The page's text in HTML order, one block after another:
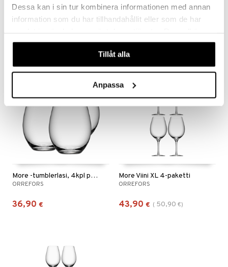
Dessa kan i sin tur kombinera informationen med annan
information som du har tillhandahållit eller som de har
våra cookies vid fortsatt användande av vår webbplats.
Tillåt alla
Anpassa
Helena Champagne 4-pack More Champagne Coupe 4-pack
More -tumblerlasi, 4kpl pakkaus
ORREFORS
36,90 €
More Viini XL 4-paketti
ORREFORS
43,90 € ( 50,90 €)
-14%